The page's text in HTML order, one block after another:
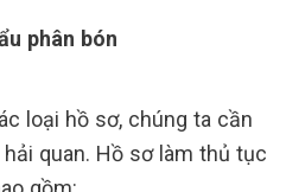
phân bón
loại hồ sơ, chúng ta cần
quan. Hồ sơ làm thủ tục